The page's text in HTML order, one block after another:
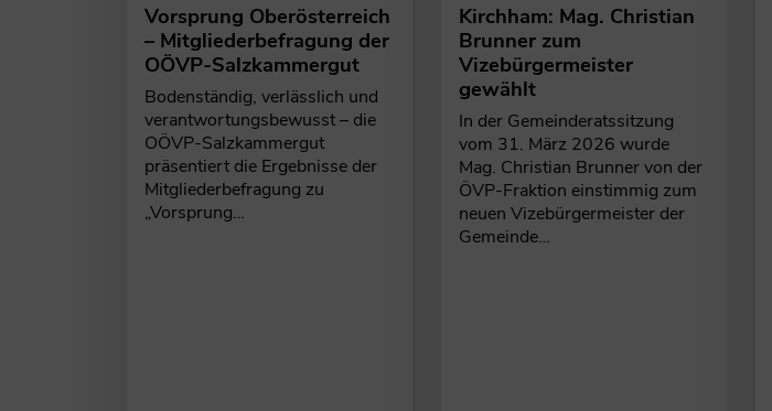
Vorsprung Oberösterreich
– Mitgliederbefragung der
OÖVP-Salzkammergut
Bodenständig, verlässlich und
verantwortungsbewusst – die
OÖVP-Salzkammergut
präsentiert die Ergebnisse der
Mitgliederbefragung zu
„Vorsprung…
Kirchham: Mag. Christian
Brunner zum
Vizebürgermeister
gewählt
In der Gemeinderatssitzung
vom 31. März 2026 wurde
Mag. Christian Brunner von der
ÖVP-Fraktion einstimmig zum
neuen Vizebürgermeister der
Gemeinde…